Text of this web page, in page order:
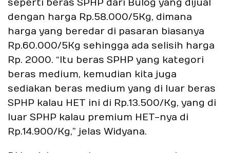
seperti beras SPHP dari Bulog yang dijual
dengan harga Rp.58.000/5Kg, dimana
harga yang beredar di pasaran biasanya
Rp.60.000/5Kg sehingga ada selisih harga
Rp. 2000. “Itu beras SPHP yang kategori
beras medium, kemudian kita juga
sediakan beras medium yang di luar beras
SPHP kalau HET ini di Rp.13.500/Kg, yang di
luar SPHP kalau premium HET-nya di
Rp.14.900/Kg,” jelas Widyana.